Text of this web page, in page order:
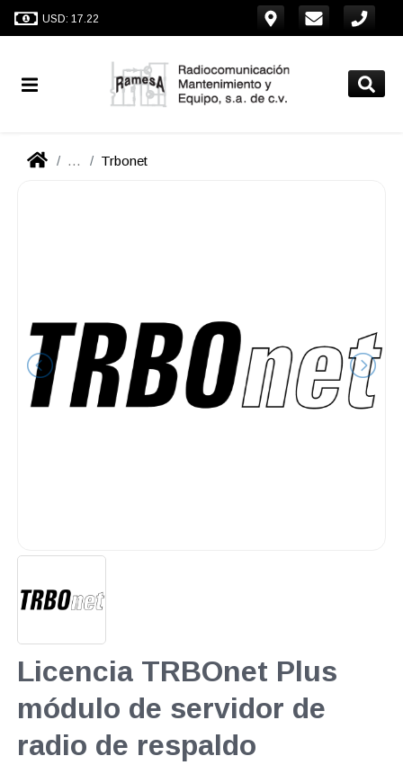
USD: 17.22
... Trbonet
Licencia TRBOnet Plus
módulo de servidor de
radio de respaldo